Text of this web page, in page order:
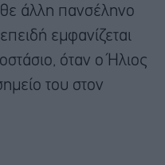
άλλη πανσέληνο
εμφανίζεται
όταν ο Ήλιος
του στον